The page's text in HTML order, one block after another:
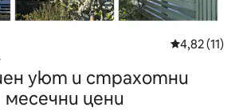
Средна
4,82 (11)
уют и страхотни
месечни цени